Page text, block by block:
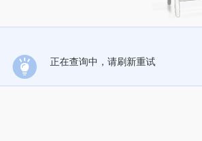
正在查询中，请刷新重试